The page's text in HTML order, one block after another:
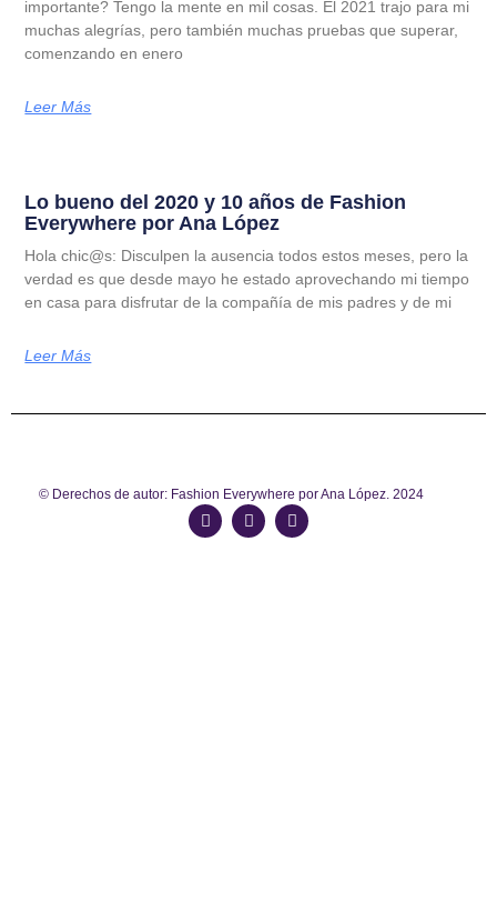
importante? Tengo la mente en mil cosas. El 2021 trajo para mi
muchas alegrías, pero también muchas pruebas que superar,
comenzando en enero
Leer Más
Lo bueno del 2020 y 10 años de Fashion
Everywhere por Ana López
Hola chic@s: Disculpen la ausencia todos estos meses, pero la
verdad es que desde mayo he estado aprovechando mi tiempo
en casa para disfrutar de la compañía de mis padres y de mi
Leer Más
© Derechos de autor: Fashion Everywhere por Ana López. 2024